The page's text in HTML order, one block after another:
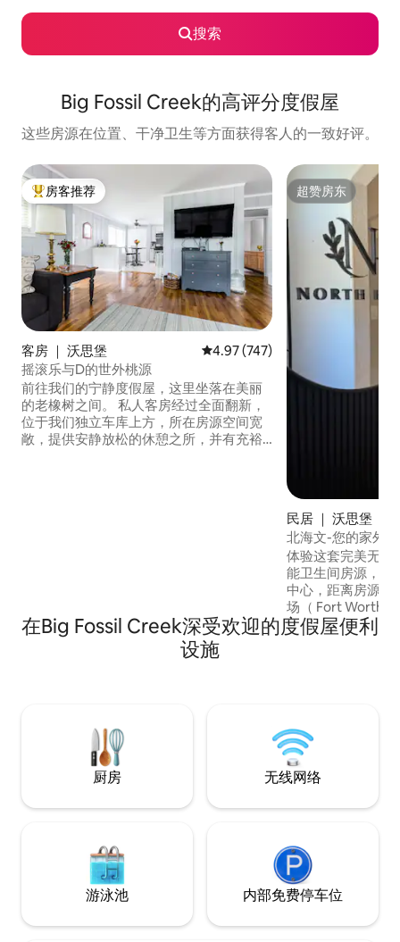
搜索
Big Fossil Creek的高评分度假屋
这些房源在位置、干净卫生等方面获得客人的一致好评。
热门「房客推荐」
房客推荐
客房 ｜ 沃思堡 平均评分 4.97 分（满分 5 分），
4.97 (747)
摇滚乐与D的世外桃源
前往我们的宁静度假屋，这里坐落在美丽
的老橡树之间。 私人客房经过全面翻新，
位于我们独立车库上方，所在房源空间宽
敞，提供安静放松的休憩之所，并有充裕
超赞房东
超赞房东
民居 ｜ 沃思堡
北海文-您的家外
体验这套完美无瑕
能卫生间房源，位于
中心，距离房源仅
场（ Fort Worth
沃斯堡市中心- 10英里 海军航空站
备基地- 11英里 威尔·罗杰斯纪念中心- 11英
在Big Fossil Creek深受欢迎的度假屋便利
设施
厨房 无线网络
游泳池 内部免费停车位